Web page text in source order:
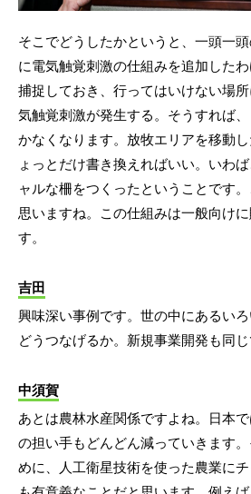
そこでどうしたかというと、一頭一
に電気触覚刺激の仕組みを追加した
捕捉しておき、行ってはいけない場
気触覚刺激が発生する。そうすれば
かなくなります。放牧エリアを移動
ょっとだけ書き換えればいい。いわ
ャルな柵をつくったということです
思いますね。この仕組みは一般向け
す。
吉田
興味深い事例です。世の中にあるい
どうつなげるか。新規事業開発も同じ
中須賀
あとは農林水産関係ですよね。日本
の担い手もどんどん減っていきます
めに、人工衛星技術を使った農業に